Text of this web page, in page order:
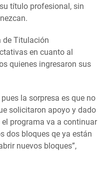
título profesional, sin
de Titulación
en cuanto al
quienes ingresaron sus
la sorpresa es que no
solicitaron apoyo y dado
programa va a continuar
dos bloques qe ya están
nuevos bloques”,